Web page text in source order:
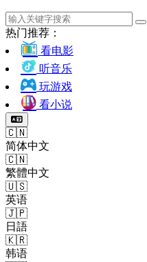
热门推荐：
看电影
听音乐
玩游戏
看小说
🇨🇳
简体中文
🇨🇳
繁體中文
🇺🇸
英语
🇯🇵
日語
🇰🇷
韩语